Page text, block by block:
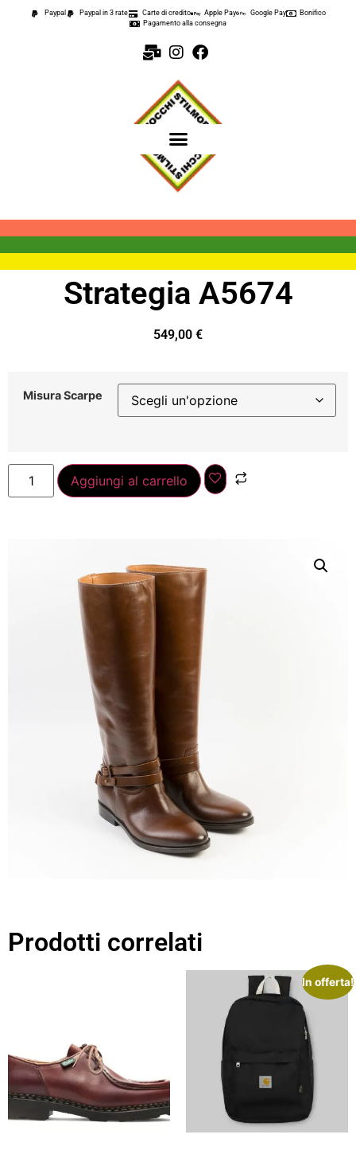
Paypal Paypal in 3 rate Carte di credito Apple Pay Google Pay
Bonifico
Pagamento alla consegna
Strategia A5674
549,00 €
Misura Scarpe
Aggiungi al carrello
Prodotti correlati
In offerta!